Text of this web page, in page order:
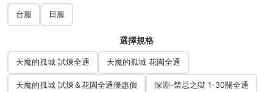
台服 日服
選擇規格
天魔的孤城 試煉全通 天魔的孤城 花園全通
天魔的孤城 試煉＆花園全通優惠價 深淵-禁忌之獄 1-30關全通